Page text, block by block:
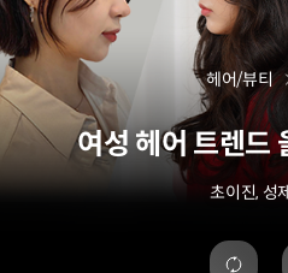
여성 헤어 트렌드
초이진, 성
헤어/뷰티